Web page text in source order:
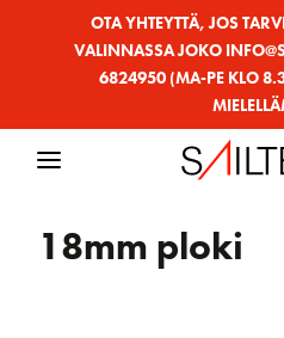
OTA YHTEYTTÄ, JOS
VALINNASSA JOKO
6824950 (MA-PE KLO
18mm ploki